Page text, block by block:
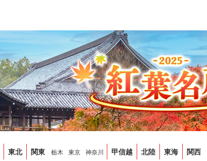
東北 関東 栃木 東京 神奈川 甲信越 北陸 東海 関西